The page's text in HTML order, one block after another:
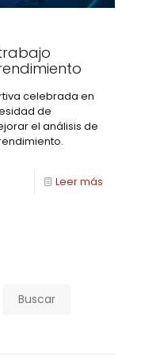
celebrada en
de
el análisis de
Leer más
Buscar